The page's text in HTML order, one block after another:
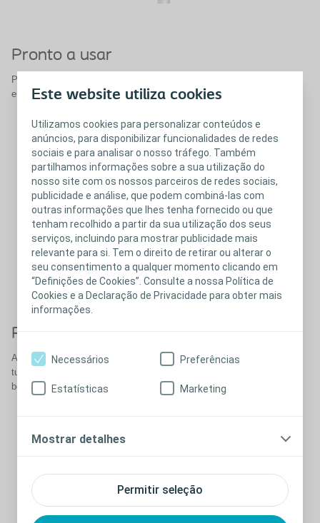
Este website utiliza cookies
Utilizamos cookies para personalizar conteúdos e
anúncios, para disponibilizar funcionalidades de redes
sociais e para analisar o nosso tráfego. Também
partilhamos informações sobre a sua utilização do
nosso site com os nossos parceiros de redes sociais,
publicidade e análise, que podem combiná-las com
outras informações que lhes tenha fornecido ou que
tenham recolhido a partir da sua utilização dos seus
serviços, incluindo para mostrar publicidade mais
relevante para si. Tem o direito de retirar ou alterar o
seu consentimento a qualquer momento clicando em
“Definições de Cookies”. Consulte a nossa Política de
Cookies e a Declaração de Privacidade para obter mais
informações.
Permitir seleção
Necessários Preferências
Estatísticas Marketing
Mostrar detalhes
Pronto a usar
Pré-lubrificado e pronto a usar a partir do momento em que abre a
embalagem - não é preciso adicionar água ou lubrificante.
Pega de manuseamento firme
A pega de manuseamento facilita a inserção do cateter sem tocar no
tubo. Feita de material macio e flexível, desenhada para garantir uma
boa aderência.